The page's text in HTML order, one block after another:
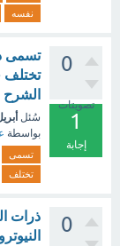
نفسه
0
تصويتات
1
إجابة
تسمى
تختلف
الشرح
سُئل أبريل
بواسطة
تسمى
تختلف
0
ذرات